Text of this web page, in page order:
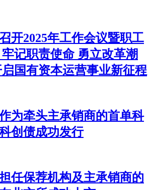
开2025年工作会议暨职工
记职责使命 勇立改革潮
国有资本运营事业新征程
为牵头主承销商的首单科
创债成功发行
任保荐机构及主承销商的